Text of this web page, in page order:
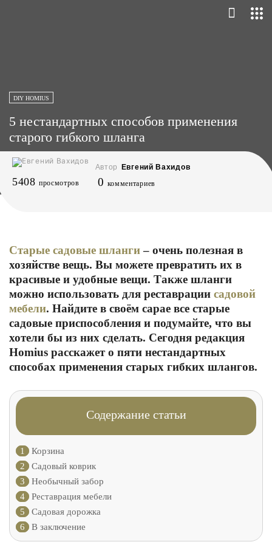
DIY HOMIUS
5 нестандартных способов применения
старого гибкого шланга
Автор Евгений Вахидов
5408 просмотров 0 комментариев
Старые садовые шланги– очень полезная в
хозяйстве вещь. Вы можете превратить их в
красивые и удобные вещи. Также шланги
можно использовать для реставрации садовой
мебели. Найдите в своём сарае все старые
садовые приспособления и подумайте, что вы
хотели бы из них сделать. Сегодня редакция
Homius расскажет о пяти нестандартных
способах применения старых гибких шлангов.
Содержание статьи
1
Корзина
2
Садовый коврик
3
Необычный забор
4
Реставрация мебели
5
Садовая дорожка
6
В заключение